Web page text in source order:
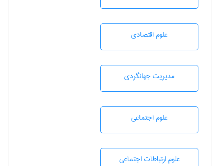
علوم اقتصادی
مديريت جهانگردی
علوم اجتماعی
علوم ارتباطات اجتماعی